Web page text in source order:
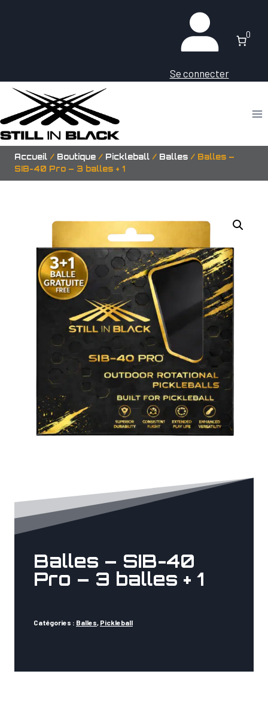
0
Se connecter
Accueil / Boutique / Pickleball / Balles / Balles –
SIB-40 Pro – 3 balles + 1
Balles – SIB-40
Pro – 3 balles + 1
Catégories : Balles, Pickleball